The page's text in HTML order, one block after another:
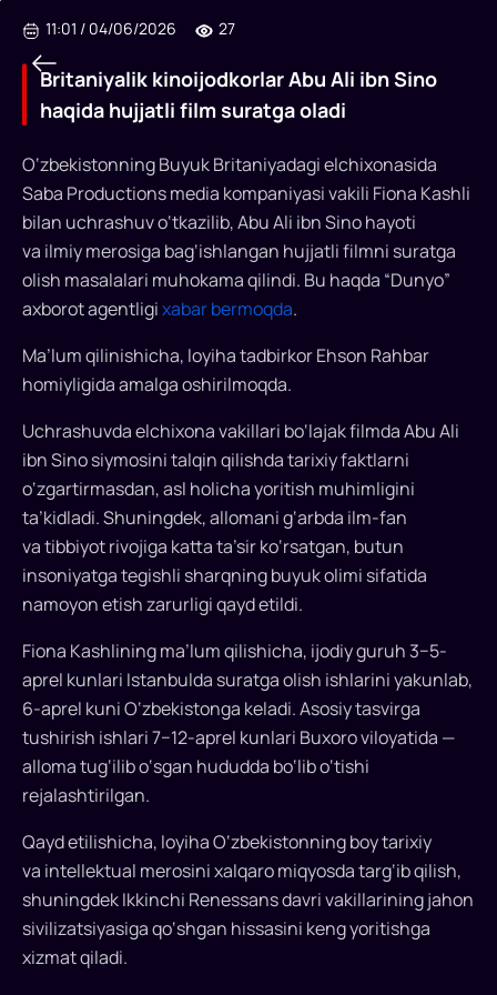
Britaniyalik
kinoijodkorlar
Abu
Ali
ibn
Sino
haqida
hujjatli
film
suratga
oladi
O‘zbekistonning
Britaniyadagi
elchixonasida
Saba
Productions
media
kompaniyasi
bilan
Abu
ibn
Sino
haqida
hujjatli
11:01 / 04/06/2026 27
Britaniyalik kinoijodkorlar Abu Ali ibn Sino
haqida hujjatli film suratga oladi
O‘zbekistonning Buyuk Britaniyadagi elchixonasida
Saba Productions media kompaniyasi vakili Fiona Kashli
bilan uchrashuv o‘tkazilib, Abu Ali ibn Sino hayoti
va ilmiy merosiga bag‘ishlangan hujjatli filmni suratga
olish masalalari muhokama qilindi. Bu haqda “Dunyo”
axborot agentligixabar bermoqda.
Ma’lum qilinishicha, loyiha tadbirkor Ehson Rahbar
homiyligida amalga oshirilmoqda.
Uchrashuvda elchixona vakillari bo‘lajak filmda Abu Ali
ibn Sino siymosini talqin qilishda tarixiy faktlarni
o‘zgartirmasdan, asl holicha yoritish muhimligini
ta’kidladi. Shuningdek, allomani g‘arbda ilm-fan
va tibbiyot rivojiga katta ta’sir ko‘rsatgan, butun
insoniyatga tegishli sharqning buyuk olimi sifatida
namoyon etish zarurligi qayd etildi.
Fiona Kashlining ma’lum qilishicha, ijodiy guruh 3−5-
aprel kunlari Istanbulda suratga olish ishlarini yakunlab,
6-aprel kuni O‘zbekistonga keladi. Asosiy tasvirga
tushirish ishlari 7−12-aprel kunlari Buxoro viloyatida —
alloma tug‘ilib o‘sgan hududda bo‘lib o‘tishi
rejalashtirilgan.
Qayd etilishicha, loyiha O‘zbekistonning boy tarixiy
va intellektual merosini xalqaro miqyosda targ‘ib qilish,
shuningdek Ikkinchi Renessans davri vakillarining jahon
sivilizatsiyasiga qo‘shgan hissasini keng yoritishga
xizmat qiladi.